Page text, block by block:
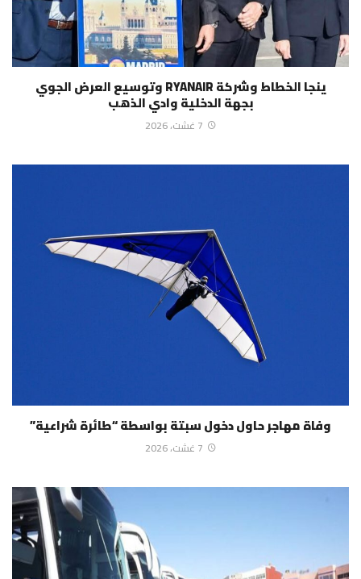
ينجا الخطاط وشركة RYANAIR وتوسيع العرض الجوي
بجهة الدخلية وادي الذهب
7 غشت، 2026
وفاة مهاجر حاول دخول سبتة بواسطة “طائرة شراعية”
7 غشت، 2026